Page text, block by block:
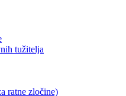
tužitelja
ratne zločine)